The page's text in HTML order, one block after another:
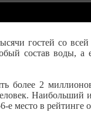
гостей со
состав воды, а
более 2
место в рейтинге